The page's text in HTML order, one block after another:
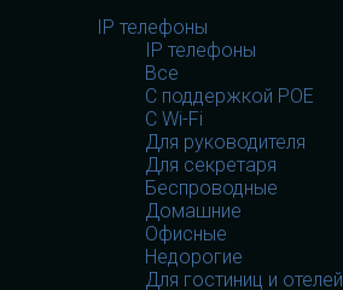
IP телефоны
IP телефоны
Все
С поддержкой POE
C Wi-Fi
Для руководителя
Для секретаря
Беспроводные
Домашние
Офисные
Недорогие
Для гостиниц и отелей